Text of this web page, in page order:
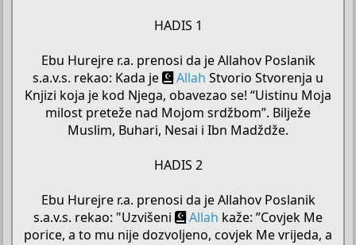
HADIS 1
Ebu Hurejre r.a. prenosi da je Allahov Poslanik
s.a.v.s. rekao: Kada je
Allah Stvorio Stvorenja u
Knjizi koja je kod Njega, obavezao se! “Uistinu Moja
milost preteže nad Mojom srdžbom”. Bilježe
Muslim, Buhari, Nesai i Ibn Madždže.
HADIS 2
Ebu Hurejre r.a. prenosi da je Allahov Poslanik
s.a.v.s. rekao: "Uzvišeni
Allah kaže: ”Covjek Me
porice, a to mu nije dozvoljeno, covjek Me vrijeda, a